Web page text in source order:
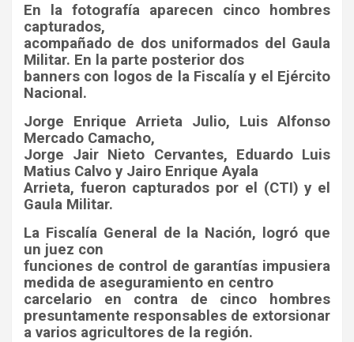
En la fotografía aparecen cinco hombres
capturados,
acompañado de dos uniformados del Gaula
Militar. En la parte posterior dos
banners con logos de la Fiscalía y el Ejército
Nacional.
Jorge Enrique Arrieta Julio, Luis Alfonso
Mercado Camacho,
Jorge Jair Nieto Cervantes, Eduardo Luis
Matius Calvo y Jairo Enrique Ayala
Arrieta, fueron capturados por el (CTI) y el
Gaula Militar.
La Fiscalía General de la Nación, logró que
un juez con
funciones de control de garantías impusiera
medida de aseguramiento en centro
carcelario en contra de cinco hombres
presuntamente responsables de extorsionar
a varios agricultores de la región.